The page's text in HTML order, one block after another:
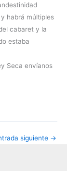
habrá múltiples
cabaret y la
estaba
Seca envíanos
siguiente →